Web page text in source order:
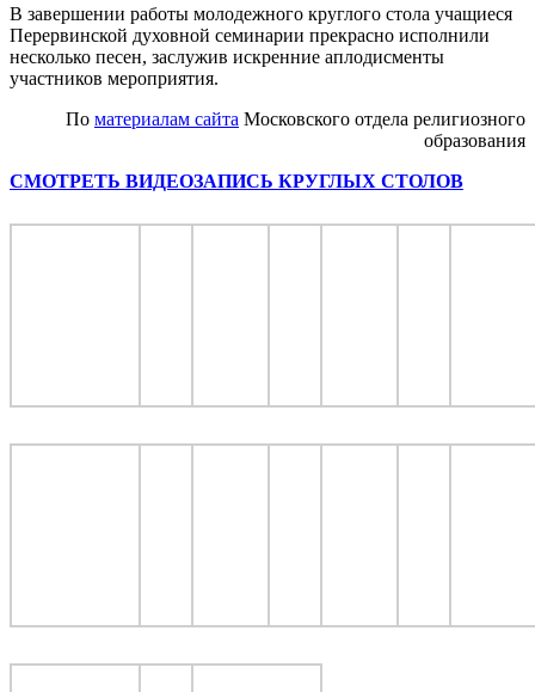
В завершении работы молодежного круглого стола учащиеся
Перервинской духовной семинарии прекрасно исполнили
несколько песен, заслужив искренние аплодисменты
участников мероприятия.
По материалам сайта Московского отдела религиозного
образования
СМОТРЕТЬ ВИДЕОЗАПИСЬ КРУГЛЫХ СТОЛОВ